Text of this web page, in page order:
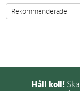
Håll koll!